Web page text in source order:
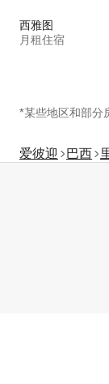
西雅图
月租住宿
*某些地区和部分
爱彼迎 巴西